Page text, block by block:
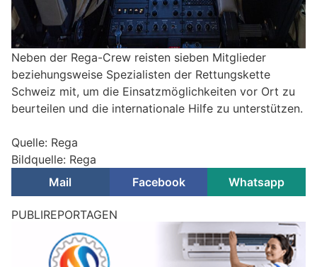
Neben der Rega-Crew reisten sieben Mitglieder
beziehungsweise Spezialisten der Rettungskette
Schweiz mit, um die Einsatzmöglichkeiten vor Ort zu
beurteilen und die internationale Hilfe zu unterstützen.
Quelle: Rega
Bildquelle: Rega
Mail
Facebook Whatsapp
PUBLIREPORTAGEN